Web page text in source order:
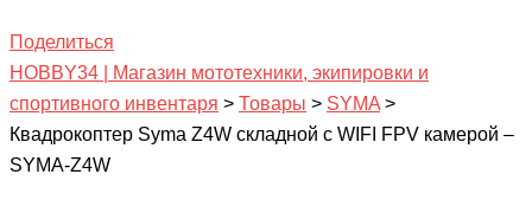
Поделиться
HOBBY34 | Магазин мототехники, экипировки и
спортивного инвентаря > Товары > SYMA >
Квадрокоптер Syma Z4W складной с WIFI FPV камерой –
SYMA-Z4W